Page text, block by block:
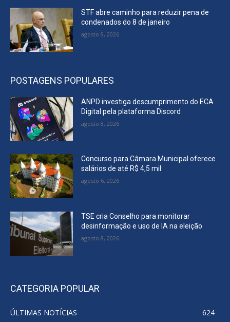
STF abre caminho para reduzir pena de
condenados do 8 de janeiro
agosto 9, 2026
POSTAGENS POPULARES
ANPD investiga descumprimento do ECA
Digital pela plataforma Discord
agosto 8, 2026
Concurso para Câmara Municipal oferece
salários de até R$ 4,5 mil
agosto 6, 2026
TSE cria Conselho para monitorar
desinformação e uso de IA na eleição
agosto 8, 2026
CATEGORIA POPULAR
ÚLTIMAS NOTÍCIAS
624